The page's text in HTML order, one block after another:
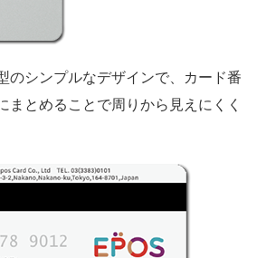
のシンプルなデザインで、カード番
まとめることで周りから見えにくく